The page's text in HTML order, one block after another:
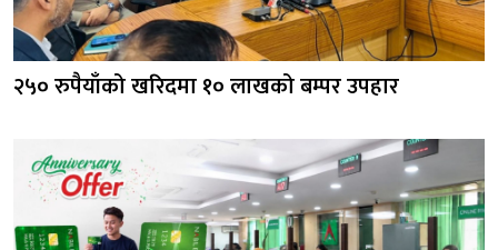
२५० रुपैयाँको खरिदमा १० लाखको बम्पर उपहार